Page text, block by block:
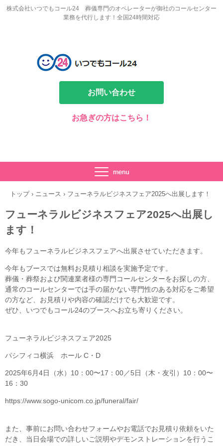
株式会社いつでもコール24 葬儀専門のオペレーターが御社のコールセンター
業務を代行します！全国24時間対応
お問い合わせ
お急ぎの方はこちら！
トップ › ニュース › フューネラルビジネスフェア2025へ出展します！
フューネラルビジネスフェア2025へ出展し
ます！
今年もフューネラルビジネスフェアへ出展させていただきます。
今年もブースでは無料お見積り相談を実施予定です。
葬儀・葬祭および関連業者様の専門コールセンターをお探しの方、
通常のコールセンターでは手の届かない専門性のある対応をご希望
の方など、お見積りや内容の確認だけでも大歓迎です。
ぜひ、いつでもコール24のブースへお立ち寄りください。
フューネラルビジネスフェア2025
パシフィコ横浜 ホール C・D
2025年6月4日（水）10：00〜17：00／5日（木・友引）10：00〜
16：30
https://www.sogo-unicom.co.jp/funeral/fair/
また、事前にお問い合わせフォームやお電話でお見積り依頼をいた
だき、当日会場での詳しいご説明やデモンストレーションを行うこ